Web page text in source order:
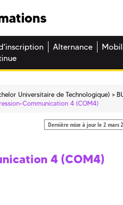
Alternance
Universitaire de Technologique)
Communication 4 (COM4)
Dernière mise à jour le 2 mars
4 (COM4)